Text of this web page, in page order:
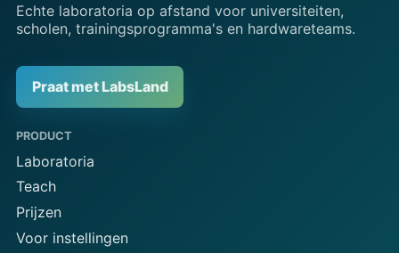
Echte laboratoria op afstand voor universiteiten,
scholen, trainingsprogramma's en hardwareteams.
Praat met LabsLand
PRODUCT
Laboratoria
Teach
Prijzen
Voor instellingen